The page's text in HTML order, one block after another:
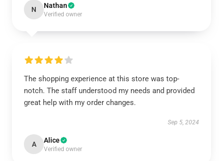
N Nathan
Verified owner
The shopping experience at this store was top-
notch. The staff understood my needs and provided
great help with my order changes.
Sep 5, 2024
A Alice
Verified owner